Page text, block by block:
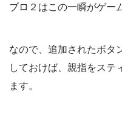
ブロ２はこの一瞬がゲー
なので、追加されたボタ
しておけば、親指をステ
ます。